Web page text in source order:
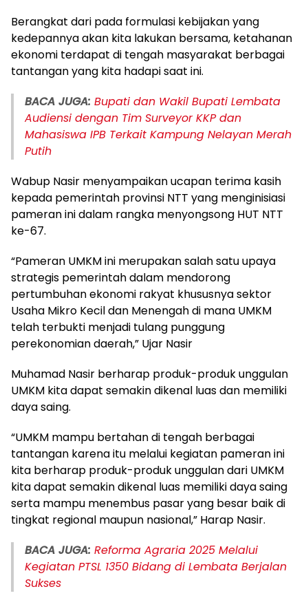
Berangkat dari pada formulasi kebijakan yang
kedepannya akan kita lakukan bersama, ketahanan
ekonomi terdapat di tengah masyarakat berbagai
tantangan yang kita hadapi saat ini.
BACA JUGA: Bupati dan Wakil Bupati Lembata
Audiensi dengan Tim Surveyor KKP dan
Mahasiswa IPB Terkait Kampung Nelayan Merah
Putih
Wabup Nasir menyampaikan ucapan terima kasih
kepada pemerintah provinsi NTT yang menginisiasi
pameran ini dalam rangka menyongsong HUT NTT
ke-67.
“Pameran UMKM ini merupakan salah satu upaya
strategis pemerintah dalam mendorong
pertumbuhan ekonomi rakyat khususnya sektor
Usaha Mikro Kecil dan Menengah di mana UMKM
telah terbukti menjadi tulang punggung
perekonomian daerah,” Ujar Nasir
Muhamad Nasir berharap produk-produk unggulan
UMKM kita dapat semakin dikenal luas dan memiliki
daya saing.
“UMKM mampu bertahan di tengah berbagai
tantangan karena itu melalui kegiatan pameran ini
kita berharap produk-produk unggulan dari UMKM
kita dapat semakin dikenal luas memiliki daya saing
serta mampu menembus pasar yang besar baik di
tingkat regional maupun nasional,” Harap Nasir.
BACA JUGA: Reforma Agraria 2025 Melalui
Kegiatan PTSL 1350 Bidang di Lembata Berjalan
Sukses